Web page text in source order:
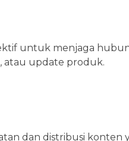
untuk menjaga
atau update produk.
dan distribusi konten